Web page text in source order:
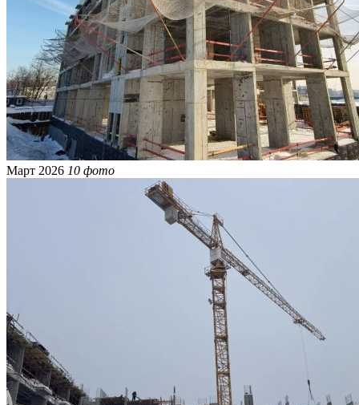
Март 2026 10 фото